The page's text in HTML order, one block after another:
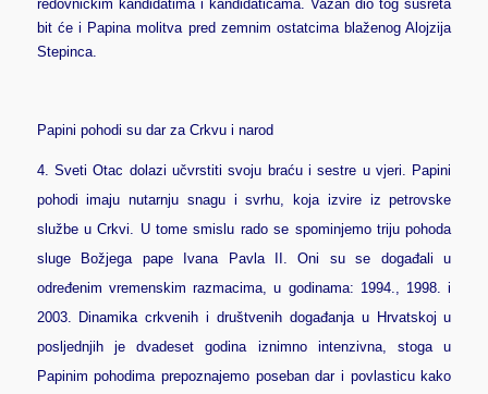
redovničkim kandidatima i kandidaticama. Važan dio tog susreta
bit će i Papina molitva pred zemnim ostatcima blaženog Alojzija
Stepinca.
Papini pohodi su dar za Crkvu i narod
4. Sveti Otac dolazi učvrstiti svoju braću i sestre u vjeri. Papini
pohodi imaju nutarnju snagu i svrhu, koja izvire iz petrovske
službe u Crkvi. U tome smislu rado se spominjemo triju pohoda
sluge Božjega pape Ivana Pavla II. Oni su se događali u
određenim vremenskim razmacima, u godinama: 1994., 1998. i
2003. Dinamika crkvenih i društvenih događanja u Hrvatskoj u
posljednjih je dvadeset godina iznimno intenzivna, stoga u
Papinim pohodima prepoznajemo poseban dar i povlasticu kako